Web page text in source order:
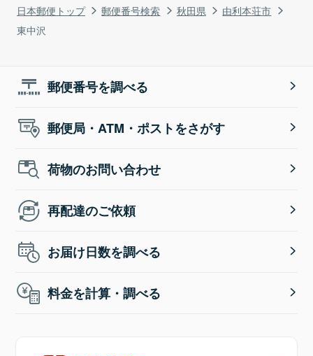
日本郵便トップ 郵便番号検索 秋田県
由利本荘市
東中沢
郵便番号を調べる
郵便局・ATM・ポストをさがす
荷物のお問い合わせ
再配達のご依頼
お届け日数を調べる
料金を計算・調べる